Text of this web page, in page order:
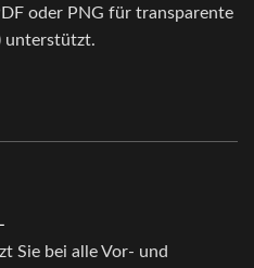
oder PNG für transparente
unterstützt.
Sie bei alle Vor- und